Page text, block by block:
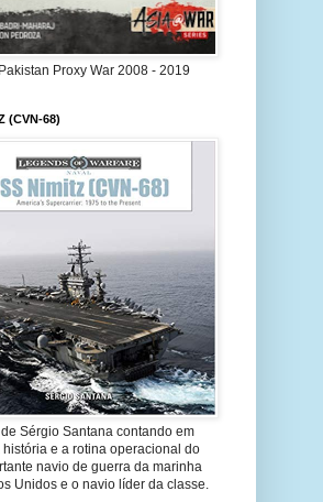
Proxy War 2008 - 2019
(CVN-68)
Sérgio Santana contando em
e a rotina operacional do
navio de guerra da marinha
Unidos e o navio líder da classe.